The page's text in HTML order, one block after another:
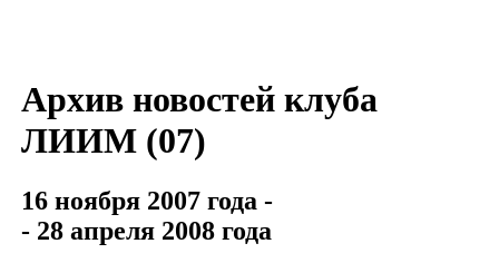
Архив новостей клуба
ЛИИМ (07)
16 ноября 2007 года -
- 28 апреля 2008 года